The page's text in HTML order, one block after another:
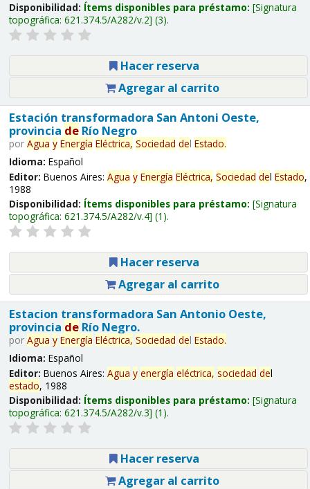
Disponibilidad: Ítems disponibles para préstamo: Signatura
topográfica: 621.374.5/A282/v.2 (3).
Hacer reserva
Agregar al carrito
Estación transformadora San Antoni Oeste,
provincia deRío Negro
por Agua y Energía Eléctrica, Sociedad del Estado.
Idioma: Español
Editor: Buenos Aires: Agua y Energía Eléctrica, Sociedad del Estado,
1988
Disponibilidad: Ítems disponibles para préstamo: Signatura
topográfica: 621.374.5/A282/v.4 (1).
Hacer reserva
Agregar al carrito
Estacion transformadora San Antonio Oeste,
provincia deRío Negro.
por Agua y Energía Eléctrica, Sociedad del Estado.
Idioma: Español
Editor: Buenos Aires: Agua y energía eléctrica, sociedad del
estado, 1988
Disponibilidad: Ítems disponibles para préstamo: Signatura
topográfica: 621.374.5/A282/v.3 (1).
Hacer reserva
Agregar al carrito